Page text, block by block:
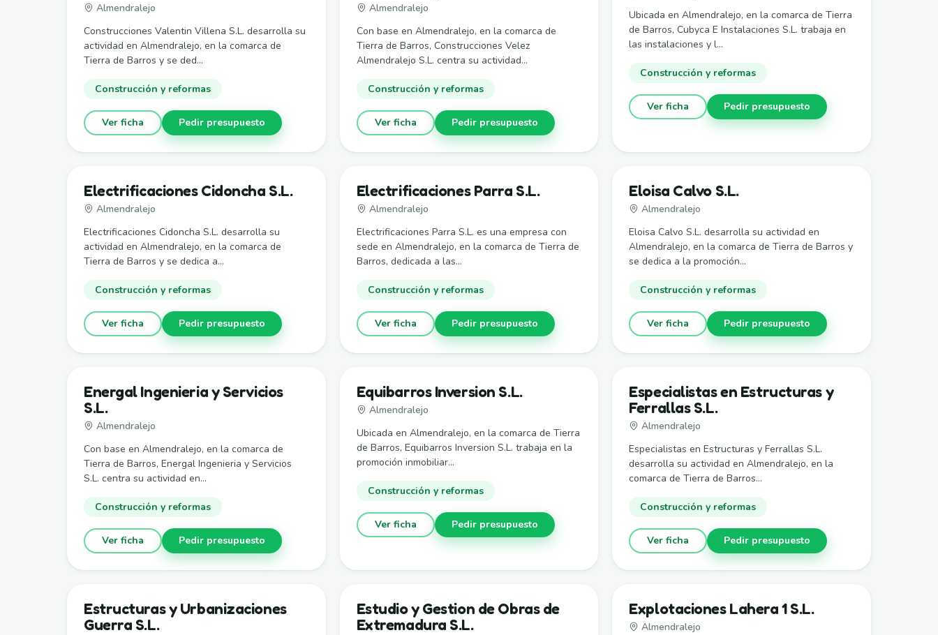
Almendralejo
Construcciones Valentin Villena S.L. desarrolla su
actividad en Almendralejo, en la comarca de
Tierra de Barros y se ded...
Construcción y reformas
Ver ficha Pedir presupuesto
Almendralejo
Con base en Almendralejo, en la comarca de
Tierra de Barros, Construcciones Velez
Almendralejo S.L. centra su actividad...
Construcción y reformas
Ver ficha Pedir presupuesto
Ubicada en Almendralejo, en la comarca de Tierra
de Barros, Cubyca E Instalaciones S.L. trabaja en
las instalaciones y l...
Construcción y reformas
Ver ficha Pedir presupuesto
Electrificaciones Cidoncha S.L.
Almendralejo
Electrificaciones Cidoncha S.L. desarrolla su
actividad en Almendralejo, en la comarca de
Tierra de Barros y se dedica a...
Construcción y reformas
Ver ficha Pedir presupuesto
Electrificaciones Parra S.L.
Almendralejo
Electrificaciones Parra S.L. es una empresa con
sede en Almendralejo, en la comarca de Tierra de
Barros, dedicada a las...
Construcción y reformas
Ver ficha Pedir presupuesto
Eloisa Calvo S.L.
Almendralejo
Eloisa Calvo S.L. desarrolla su actividad en
Almendralejo, en la comarca de Tierra de Barros y
se dedica a la promoción...
Construcción y reformas
Ver ficha Pedir presupuesto
Energal Ingenieria y Servicios
S.L.
Almendralejo
Con base en Almendralejo, en la comarca de
Tierra de Barros, Energal Ingenieria y Servicios
S.L. centra su actividad en...
Construcción y reformas
Ver ficha Pedir presupuesto
Equibarros Inversion S.L.
Almendralejo
Ubicada en Almendralejo, en la comarca de Tierra
de Barros, Equibarros Inversion S.L. trabaja en la
promoción inmobiliar...
Construcción y reformas
Ver ficha Pedir presupuesto
Especialistas en Estructuras y
Ferrallas S.L.
Almendralejo
Especialistas en Estructuras y Ferrallas S.L.
desarrolla su actividad en Almendralejo, en la
comarca de Tierra de Barros...
Construcción y reformas
Ver ficha Pedir presupuesto
Estructuras y Urbanizaciones
Guerra S.L.
Estudio y Gestion de Obras de
Extremadura S.L.
Explotaciones Lahera 1 S.L.
Almendralejo